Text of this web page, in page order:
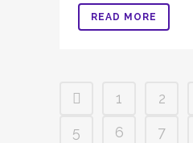
READ MORE
1 2
5
6 7